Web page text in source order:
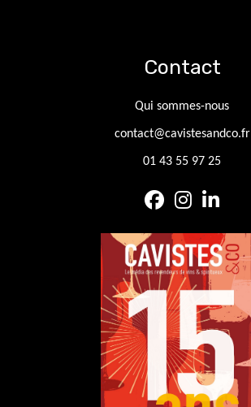
Contact
Qui sommes-nous
contact@cavistesandco.fr
01 43 55 97 25